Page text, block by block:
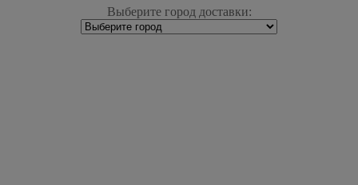
Выберите город доставки: